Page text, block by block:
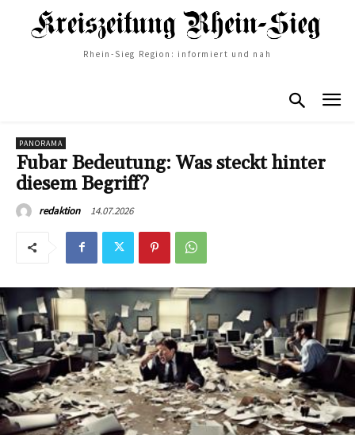
Rhein-Sieg Region: informiert und nah
PANORAMA
Fubar Bedeutung: Was steckt hinter
diesem Begriff?
redaktion 14.07.2026